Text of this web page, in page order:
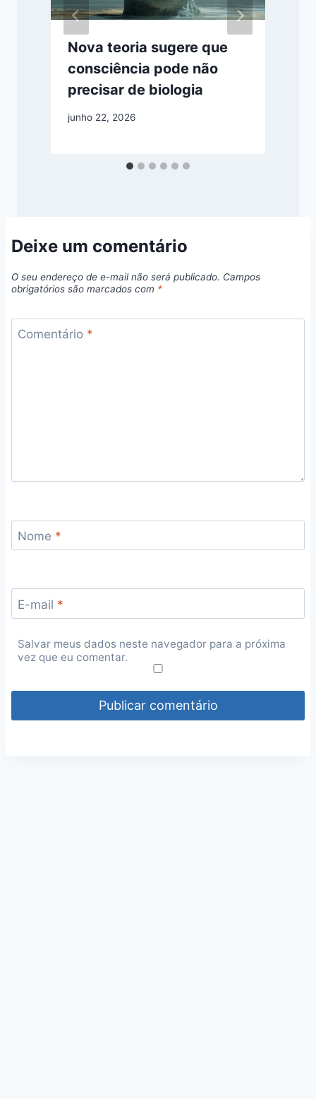
Nova teoria sugere que
consciência pode não
precisar de biologia
junho 22, 2026
Deixe um comentário
O seu endereço de e-mail não será publicado. Campos
obrigatórios são marcados com *
Comentário *
Nome *
E-mail *
Salvar meus dados neste navegador para a próxima
vez que eu comentar.